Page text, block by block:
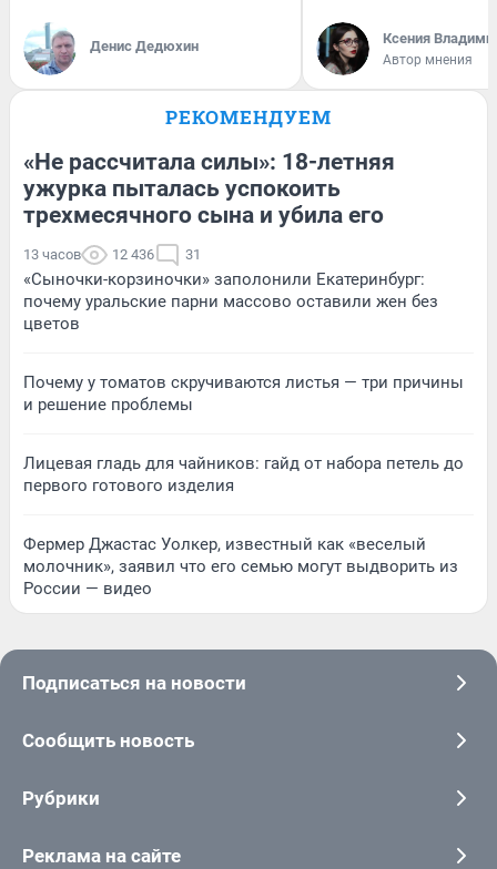
Денис Дедюхин Ксения
Автор мнения
РЕКОМЕНДУЕМ
«Не рассчитала силы»: 18-летняя
ужурка пыталась успокоить
трехмесячного сына и убила его
13 часов 12 436 31
«Сыночки-корзиночки» заполонили Екатеринбург:
почему уральские парни массово оставили жен без
цветов
Почему у томатов скручиваются листья — три причины
и решение проблемы
Лицевая гладь для чайников: гайд от набора петель до
первого готового изделия
Фермер Джастас Уолкер, известный как «веселый
молочник», заявил что его семью могут выдворить из
России — видео
Подписаться на новости
Сообщить новость
Рубрики
Реклама на сайте